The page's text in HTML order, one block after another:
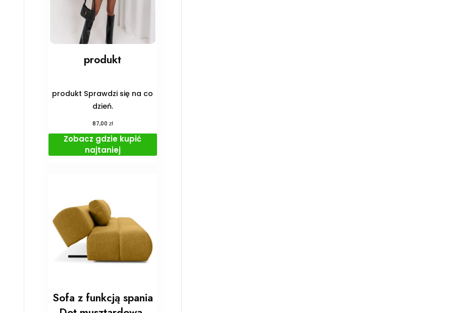
produkt
produkt Sprawdzi się na co
dzień.
87,00 zł
Zobacz gdzie kupić
najtaniej
Sofa z funkcją spania